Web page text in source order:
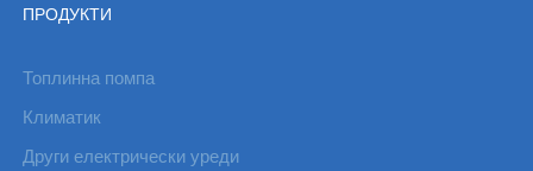
ПРОДУКТИ
Топлинна помпа
Климатик
Други електрически уреди